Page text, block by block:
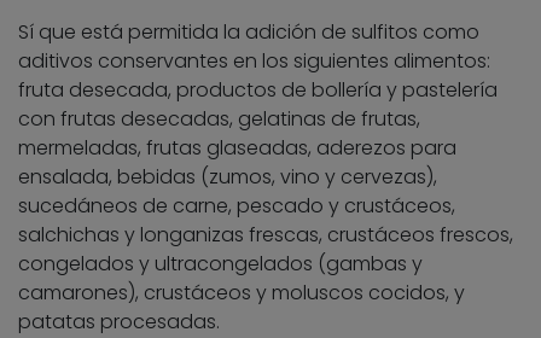
Sí que está permitida la adición de sulfitos como
aditivos conservantes en los siguientes alimentos:
fruta desecada, productos de bollería y pastelería
con frutas desecadas, gelatinas de frutas,
mermeladas, frutas glaseadas, aderezos para
ensalada, bebidas (zumos, vino y cervezas),
sucedáneos de carne, pescado y crustáceos,
salchichas y longanizas frescas, crustáceos frescos,
congelados y ultracongelados (gambas y
camarones), crustáceos y moluscos cocidos, y
patatas procesadas.